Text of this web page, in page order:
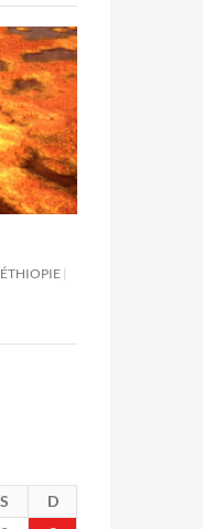
S
D